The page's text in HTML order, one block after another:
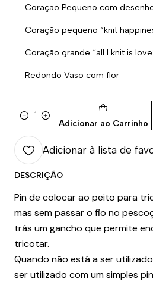
Coração Pequeno com
Coração pequeno “knit
Coração grande “all I knit is
Redondo Vaso com flor
QuantidadeAdicionar ao Carrinho
Adicionar à lista de
DESCRIÇÃO
Pin de colocar ao peito para
mas sem passar o fio no
trás um gancho que permite
tricotar.
Quando não está a ser
ser utilizado com um simples